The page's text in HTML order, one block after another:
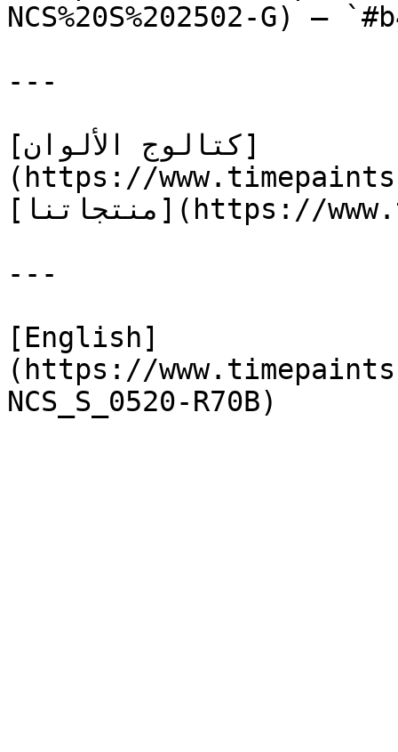
NCS%20S%202502-G) —
---
[كتالوج الألوان]
(https://
[منتجاتنا](https://www.timepaints.com/ar/products)
---
[English]
(https://
NCS_S_0520-R70B)